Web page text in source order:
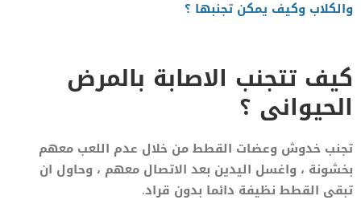
والكلاب وكيف يمكن تجنبها ؟
كيف تتجنب الاصابة بالمرض
الحيوانى ؟
تجنب خدوش وعضات القطط من خلال عدم اللعب معهم
بخشونة ، واغسل اليدين بعد الاتصال معهم ، وحاول ان
تبقى القطط نظيفة دائما بدون قراد.